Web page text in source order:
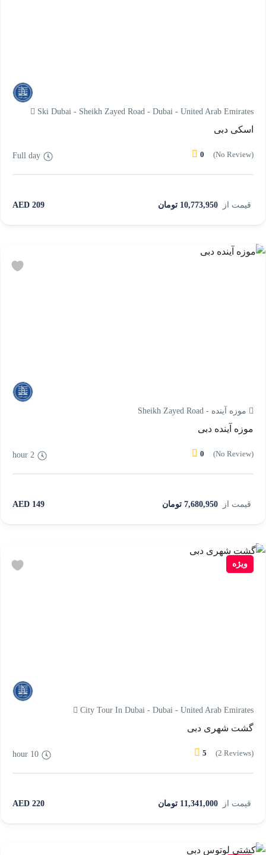
Ski Dubai - Sheikh Zayed Road - Dubai - United Arab Emirates
اسکی دبی
0 (No Review)
قیمت از 10,773,950 تومان 209 AED
Full day
موزه آینده - Sheikh Zayed Road
موزه آینده دبی
0 (No Review)
قیمت از 7,680,950 تومان 149 AED
2 hour
ویژه
City Tour In Dubai - Dubai - United Arab Emirates
گشت شهری دبی
5 (2 Reviews)
قیمت از 11,341,000 تومان 220 AED
10 hour